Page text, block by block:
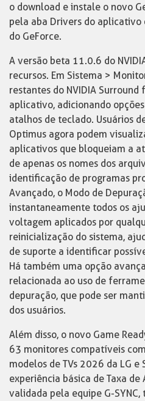
o download e instale o novo
pela aba Drivers do
do GeForce.
A versão beta 11.0.6 do
recursos. Em Sistema >
restantes do NVIDIA
aplicativo, adicionando
atalhos de teclado. Usuários
Optimus agora podem
aplicativos que bloqueiam a
de apenas os nomes dos
identificação de programas
Avançado, o Modo de
instantaneamente todos os
voltagem aplicados por
reinicialização do sistema,
de suporte a identificar
Há também uma opção
relacionada ao uso de
depuração, que pode ser
dos usuários.
Além disso, o novo Game
63 monitores compatíveis
modelos de TVs 2026 da LG
experiência básica de Taxa de
validada pela equipe G-